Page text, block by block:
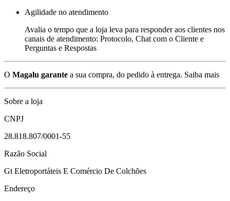
Agilidade no atendimento
Avalia o tempo que a loja leva para responder aos clientes nos
canais de atendimento: Protocolo, Chat com o Cliente e
Perguntas e Respostas
O Magalu garante a sua compra, do pedido à entrega. Saiba mais
Sobre a loja
CNPJ
28.818.807/0001-55
Razão Social
Gt Eletroportáteis E Comércio De Colchões
Endereço